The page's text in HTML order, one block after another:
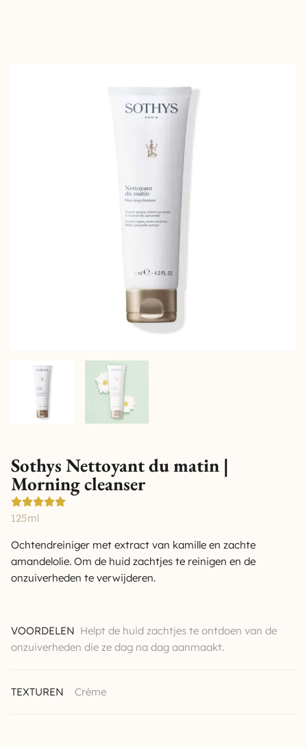
Sothys Nettoyant du matin |
Morning cleanser
125ml
Ochtendreiniger met extract van kamille en zachte
amandelolie. Om de huid zachtjes te reinigen en de
onzuiverheden te verwijderen.
VOORDELEN Helpt de huid zachtjes te ontdoen van de
onzuiverheden die ze dag na dag aanmaakt.
TEXTUREN Crème